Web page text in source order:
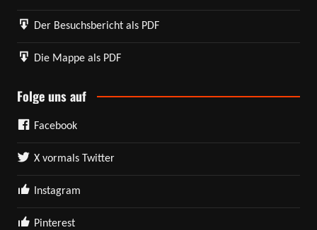
Der Besuchsbericht als PDF
Die Mappe als PDF
Folge uns auf
Facebook
X vormals Twitter
Instagram
Pinterest